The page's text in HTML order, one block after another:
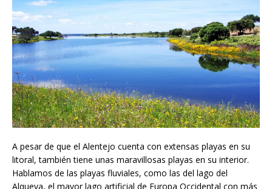
A pesar de que el Alentejo cuenta con extensas playas en su
litoral, también tiene unas maravillosas playas en su interior.
Hablamos de las playas fluviales, como las del lago del
Alqueva, el mayor lago artificial de Europa Occidental con más